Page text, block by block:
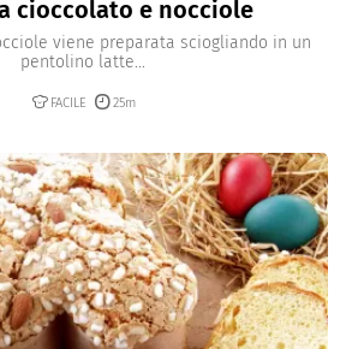
cioccolato e nocciole
viene preparata sciogliando in un
pentolino latte...
FACILE 25m